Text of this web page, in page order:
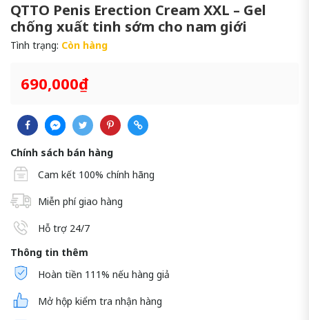
QTTO Penis Erection Cream XXL – Gel
chống xuất tinh sớm cho nam giới
Tình trạng: Còn hàng
690,000₫
Chính sách bán hàng
Cam kết 100% chính hãng
Miễn phí giao hàng
Hỗ trợ 24/7
Thông tin thêm
Hoàn tiền 111% nếu hàng giả
Mở hộp kiểm tra nhận hàng